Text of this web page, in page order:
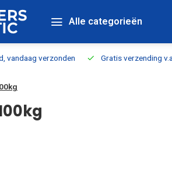
Alle categorieën
vandaag verzonden Gratis verzending